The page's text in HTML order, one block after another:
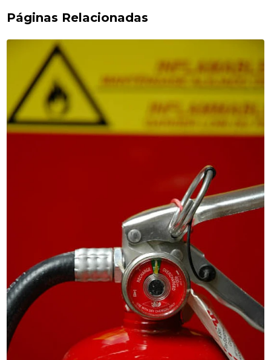
Páginas Relacionadas